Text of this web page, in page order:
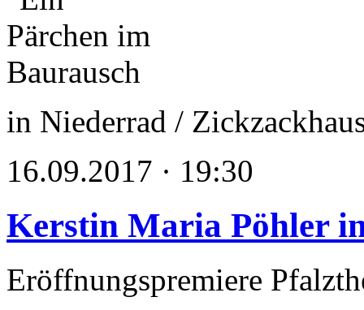
in Niederrad /
16.09.2017 · 19:30
Kerstin Maria Pöhler
Eröffnungspremiere